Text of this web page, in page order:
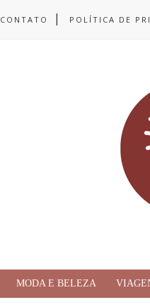
CONTATO POLÍTICA DE
MODA E BELEZA